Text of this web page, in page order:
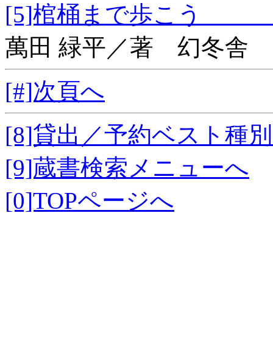
[5]棺桶まで歩こう
萬田 緑平／著 幻冬舎
[#]次頁へ
[8]貸出／予約ベスト種
[9]蔵書検索メニューへ
[0]TOPページへ